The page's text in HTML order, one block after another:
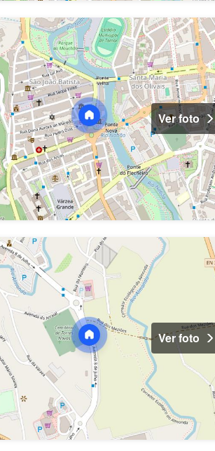
Ver foto
Ver foto